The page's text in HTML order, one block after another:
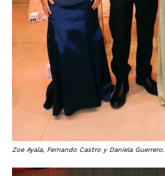
Zoe Ayala, Fernando Castro y Daniela Guerrero.